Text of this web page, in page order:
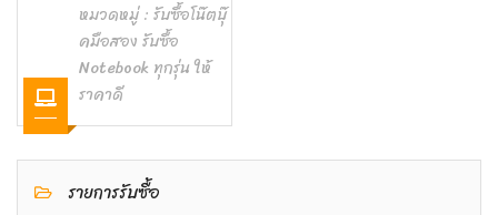
หมวดหมู่ : รับซื้อโน๊ตบุ๊
คมือสอง รับซื้อ
Notebook ทุกรุ่น ให้
ราคาดี
รายการรับซื้อ